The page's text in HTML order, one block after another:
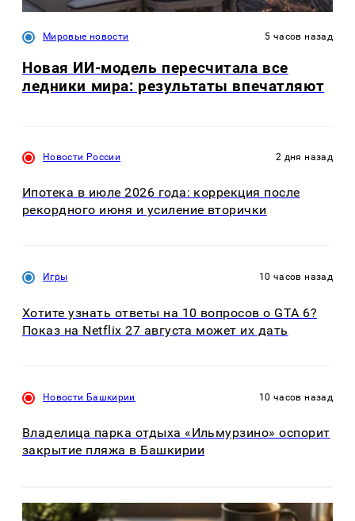
Мировые новости 5 часов назад
Новая ИИ-модель пересчитала все
ледники мира: результаты впечатляют
Новости России 2 дня назад
Ипотека в июле 2026 года: коррекция после
рекордного июня и усиление вторички
Игры 10 часов назад
Хотите узнать ответы на 10 вопросов о GTA 6?
Показ на Netflix 27 августа может их дать
Новости Башкирии 10 часов назад
Владелица парка отдыха «Ильмурзино» оспорит
закрытие пляжа в Башкирии